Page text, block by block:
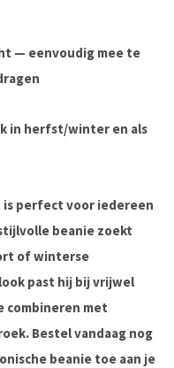
— eenvoudig mee te
in herfst/winter en als
is perfect voor iedereen
beanie zoekt
of winterse
past hij bij vrijwel
combineren met
Bestel vandaag nog
beanie toe aan je